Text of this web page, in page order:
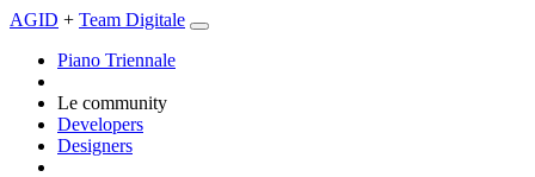
AGID + Team Digitale
Piano Triennale
Le community
Developers
Designers